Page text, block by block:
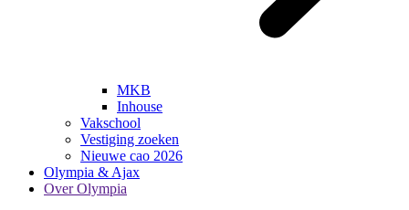
MKB
Inhouse
Vakschool
Vestiging zoeken
Nieuwe cao 2026
Olympia & Ajax
Over Olympia